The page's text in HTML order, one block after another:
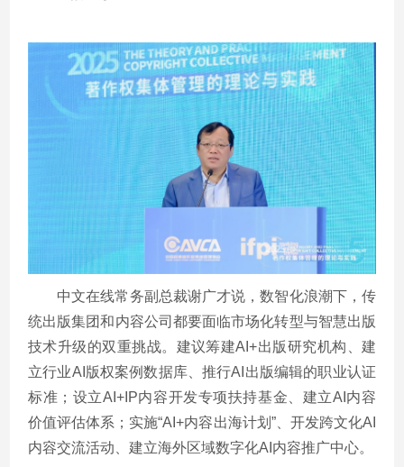
中文在线常务副总裁谢广才说，数智化浪潮下，传
统出版集团和内容公司都要面临市场化转型与智慧出版
技术升级的双重挑战。建议筹建AI+出版研究机构、建
立行业AI 版权案例数据库、推行AI 出版编辑的职业认证
标准；设立AI+IP内容开发专项扶持基金、建立AI 内容
价值评估体系；实施“AI+内容出海计划”、开发跨文化AI
内容交流活动、建立海外区域数字化AI 内容推广中心。